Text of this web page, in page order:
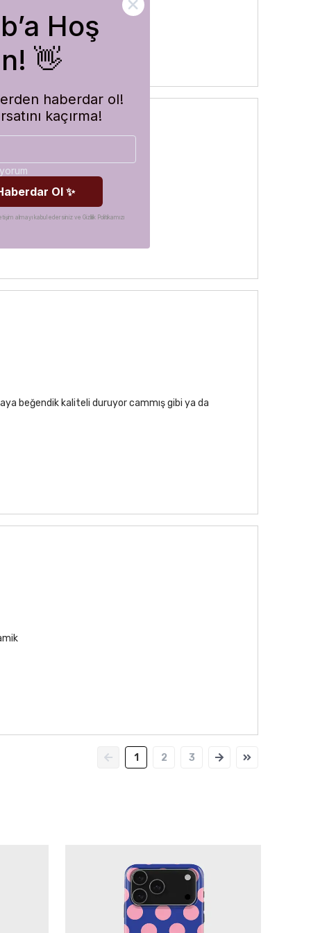
beğendik kaliteli duruyor cammış gibi ya da
1 2 3
Hoş
👋
haberdar ol!
kaçırma!
Ol ✨
almayı kabul edersiniz ve Gizlilik Politikamızı